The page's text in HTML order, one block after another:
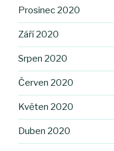
Prosinec 2020
Září 2020
Srpen 2020
Červen 2020
Květen 2020
Duben 2020